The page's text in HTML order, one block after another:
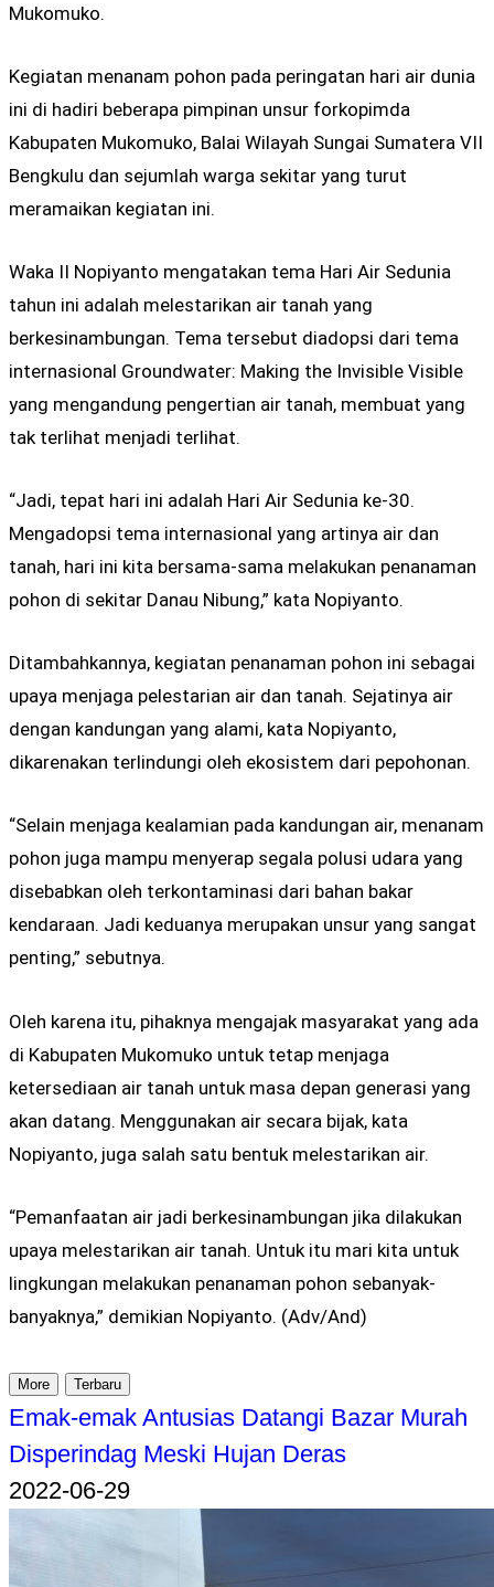
Mukomuko.
Kegiatan menanam pohon pada peringatan hari air dunia
ini di hadiri beberapa pimpinan unsur forkopimda
Kabupaten Mukomuko, Balai Wilayah Sungai Sumatera VII
Bengkulu dan sejumlah warga sekitar yang turut
meramaikan kegiatan ini.
Waka II Nopiyanto mengatakan tema Hari Air Sedunia
tahun ini adalah melestarikan air tanah yang
berkesinambungan. Tema tersebut diadopsi dari tema
internasional Groundwater: Making the Invisible Visible
yang mengandung pengertian air tanah, membuat yang
tak terlihat menjadi terlihat.
“Jadi, tepat hari ini adalah Hari Air Sedunia ke-30.
Mengadopsi tema internasional yang artinya air dan
tanah, hari ini kita bersama-sama melakukan penanaman
pohon di sekitar Danau Nibung,” kata Nopiyanto.
Ditambahkannya, kegiatan penanaman pohon ini sebagai
upaya menjaga pelestarian air dan tanah. Sejatinya air
dengan kandungan yang alami, kata Nopiyanto,
dikarenakan terlindungi oleh ekosistem dari pepohonan.
“Selain menjaga kealamian pada kandungan air, menanam
pohon juga mampu menyerap segala polusi udara yang
disebabkan oleh terkontaminasi dari bahan bakar
kendaraan. Jadi keduanya merupakan unsur yang sangat
penting,” sebutnya.
Oleh karena itu, pihaknya mengajak masyarakat yang ada
di Kabupaten Mukomuko untuk tetap menjaga
ketersediaan air tanah untuk masa depan generasi yang
akan datang. Menggunakan air secara bijak, kata
Nopiyanto, juga salah satu bentuk melestarikan air.
“Pemanfaatan air jadi berkesinambungan jika dilakukan
upaya melestarikan air tanah. Untuk itu mari kita untuk
lingkungan melakukan penanaman pohon sebanyak-
banyaknya,” demikian Nopiyanto. (Adv/And)
More Terbaru
Emak-emak Antusias Datangi Bazar Murah
Disperindag Meski Hujan Deras
2022-06-29